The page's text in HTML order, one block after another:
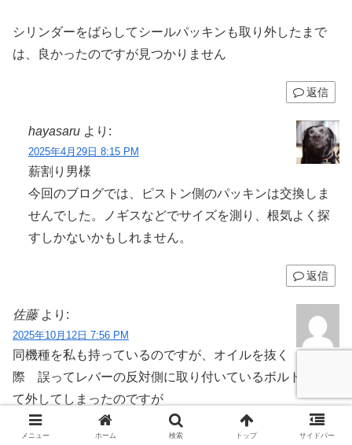
シリンダーをばらしてシールパッキンも取り外したまで
は、良かったのですが見つかりません
返信
hayasaru より:
2025年4月29日 8:15 PM
薪割り男様
今回のブログでは、ピストン側のパッキンは交換しま
せんでした。ノギスなどでサイズを測り、根気よく探
すしかないかもしれません。
返信
佐藤 より:
2025年10月12日 7:56 PM
同機種を私も持っているのですが、オイルを抜く
際 誤ってレバーの反対側に取り付いているボルトを緩め
て外してしまったのですが
そこには、バネが入っていました
メニュー ホーム 検索 トップ サイドバー